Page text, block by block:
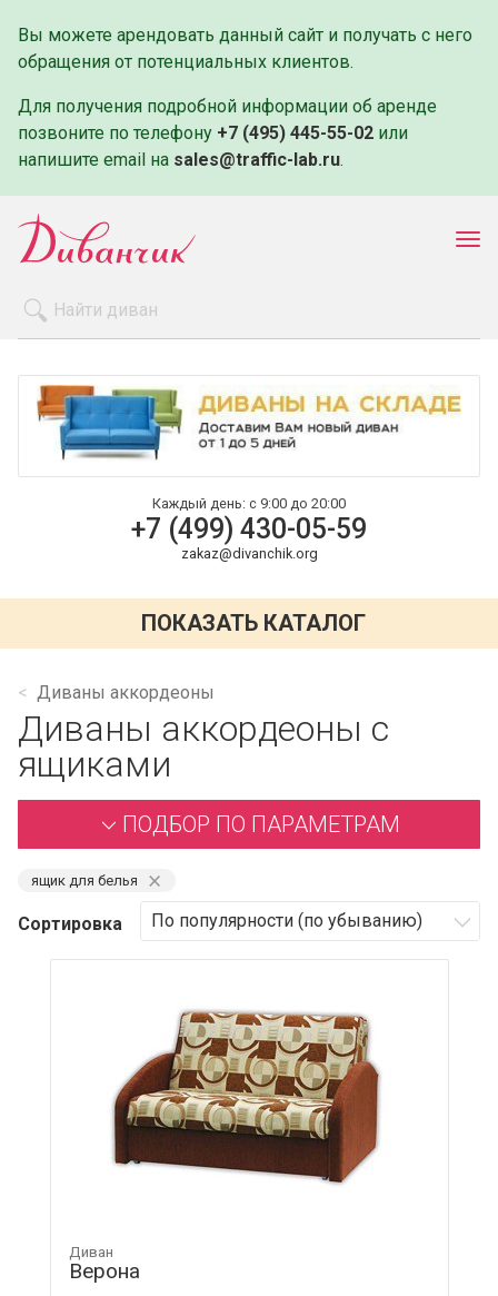
Вы можете арендовать данный сайт и получать с него
обращения от потенциальных клиентов.
Для получения подробной информации об аренде
позвоните по телефону +7 (495) 445-55-02 или
напишите email на sales@traffic-lab.ru.
Оплата и доставка
Контакты
Каждый день: с 9:00 до 20:00
+7 (499) 430-05-59
zakaz@divanchik.org
ПОКАЗАТЬ КАТАЛОГ
Диваны аккордеоны
Диваны аккордеоны с
ящиками
ПОДБОР ПО ПАРАМЕТРАМ
ящик для белья ⨯
Сортировка
Диван
Верона